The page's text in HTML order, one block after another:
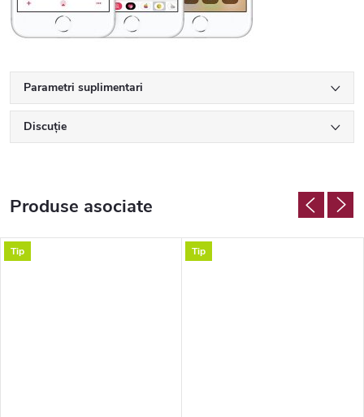
Parametri suplimentari
Discuţie
Produse asociate
Tip Tip